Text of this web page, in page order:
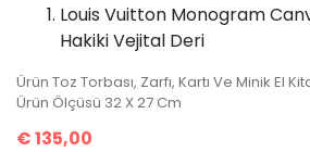
Louis Vuitton Monogram
Hakiki Vejital Deri
Ürün Ölçüsü 32 X 27 Cm
€135,00